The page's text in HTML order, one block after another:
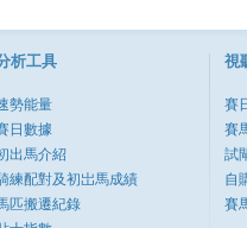
析工具
勢能量
日數據
出馬介紹
練配對及初岀馬成績
匹搬遷紀錄
視
賽
賽
試
自
賽